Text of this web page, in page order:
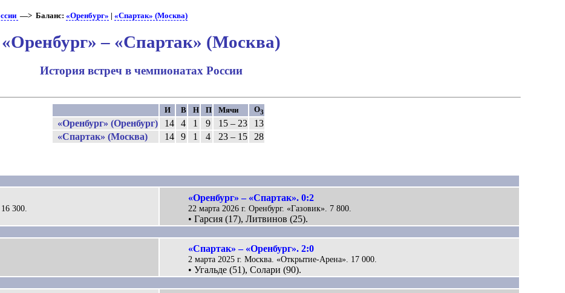
—> Баланс:«Оренбург» |«Спартак» (Москва)
«Оренбург» – «Спартак» (Москва)
История встреч в чемпионатах России
И В Н П Мячи О3
«Оренбург» (Оренбург) 14 4 1 9 15 – 23
13
«Спартак» (Москва)
14 9 1 4 23 – 15 28
300.
«Оренбург» – «Спартак». 0:2
22 марта 2026 г. Оренбург. «Газовик». 7 800.
• Гарсия (17), Литвинов (25).
«Спартак» – «Оренбург». 2:0
2 марта 2025 г. Москва. «Открытие-Арена». 17 000.
• Угальде (51), Солари (90).